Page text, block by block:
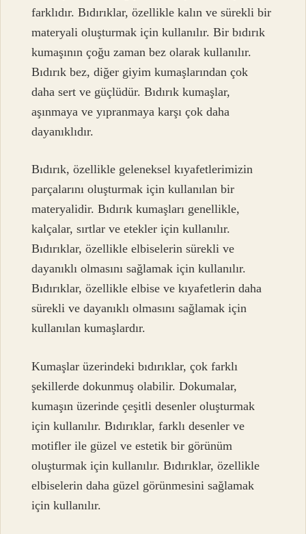
farklıdır. Bıdırıklar, özellikle kalın ve sürekli bir
materyali oluşturmak için kullanılır. Bir bıdırık
kumaşının çoğu zaman bez olarak kullanılır.
Bıdırık bez, diğer giyim kumaşlarından çok
daha sert ve güçlüdür. Bıdırık kumaşlar,
aşınmaya ve yıpranmaya karşı çok daha
dayanıklıdır.
Bıdırık, özellikle geleneksel kıyafetlerimizin
parçalarını oluşturmak için kullanılan bir
materyalidir. Bıdırık kumaşları genellikle,
kalçalar, sırtlar ve etekler için kullanılır.
Bıdırıklar, özellikle elbiselerin sürekli ve
dayanıklı olmasını sağlamak için kullanılır.
Bıdırıklar, özellikle elbise ve kıyafetlerin daha
sürekli ve dayanıklı olmasını sağlamak için
kullanılan kumaşlardır.
Kumaşlar üzerindeki bıdırıklar, çok farklı
şekillerde dokunmuş olabilir. Dokumalar,
kumaşın üzerinde çeşitli desenler oluşturmak
için kullanılır. Bıdırıklar, farklı desenler ve
motifler ile güzel ve estetik bir görünüm
oluşturmak için kullanılır. Bıdırıklar, özellikle
elbiselerin daha güzel görünmesini sağlamak
için kullanılır.